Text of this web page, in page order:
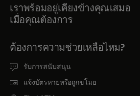
เราพร้อมอยู่เคียงข้างคุณเสมอ
เมื่อคุณต้องการ
ต้องการความช่วยเหลือไหม?
รับการสนับสนุน
แจ้งบัตรหายหรือถูกขโมย